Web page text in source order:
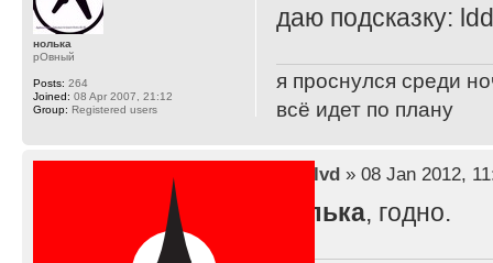
даю подсказку:
я проснулся среди
всё идет по плану
нолька
рОвный
Posts: 264
Joined: 08 Apr 2007, 21:12
Group: Registered users
lvd» 08 Jan 2012,
нолька, годно.